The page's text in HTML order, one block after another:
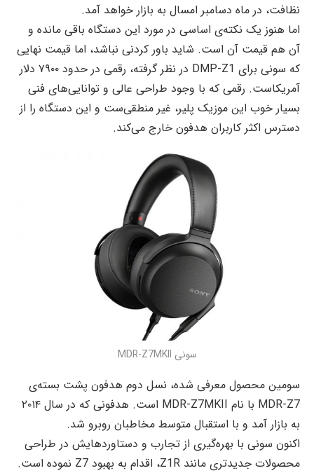
نظافت، در ماه دسامبر امسال به بازار خواهد آمد.
اما هنوز یک نکته‌ی اساسی در مورد این دستگاه باقی مانده و
آن هم قیمت آن است. شاید باور کردنی نباشد، اما قیمت نهایی
که سونی برای DMP-Z1 در نظر گرفته، رقمی در حدود ۷۹۰۰ دلار
آمریکاست. رقمی که با وجود طراحی عالی و توانایی‌های فنی
بسیار خوب این موزیک پلیر، غیر منطقی‌ست و این دستگاه را از
دسترس اکثر کاربران هدفون خارج می‌کند.
سونی MDR-Z7MKII
سومین محصول معرفی شده، نسل دوم هدفون پشت بسته‌ی
MDR-Z7 با نام MDR-Z7MKII است. هدفونی که در سال ۲۰۱۴
به بازار آمد و با استقبال متوسط مخاطبان روبرو شد.
اکنون سونی با بهره‌گیری از تجارب و دستاوردهایش در طراحی
محصولات جدیدتری مانند Z1R، اقدام به بهبود Z7 نموده است.